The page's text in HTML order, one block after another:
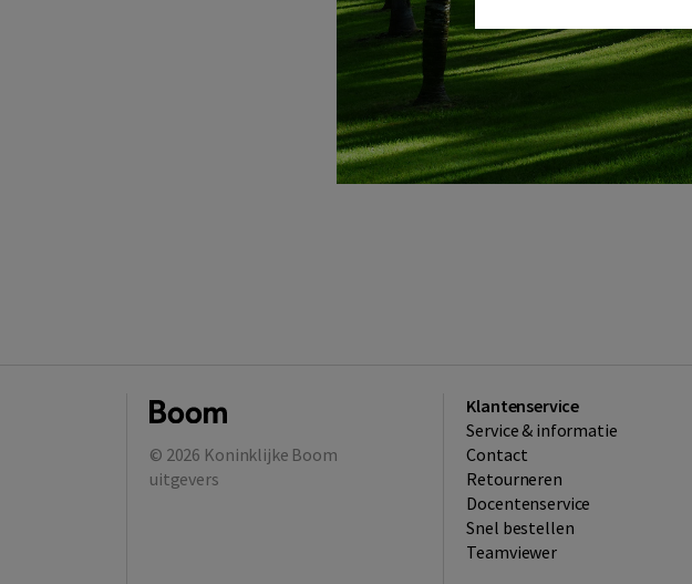
© 2026 Koninklijke Boom
uitgevers
Klantenservice
Service & informatie
Contact
Retourneren
Docentenservice
Snel bestellen
Teamviewer